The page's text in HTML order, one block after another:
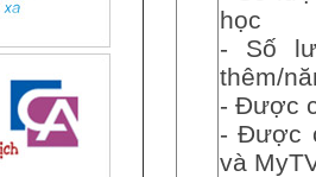
học
- Số
thêm/
- Được
- Được
và